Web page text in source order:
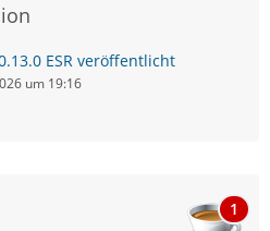
ESR veröffentlicht
um 19:16
1